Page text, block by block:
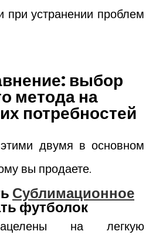
при устранении проблем
выбор
метода на
потребностей
двумя в основном
вы продаете.
Сублимационное
футболок
на легкую